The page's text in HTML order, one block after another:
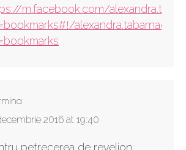
m.facebook.com/
alexandra.tabarnac.1?
2016 at 19:40
petrecerea de revelion